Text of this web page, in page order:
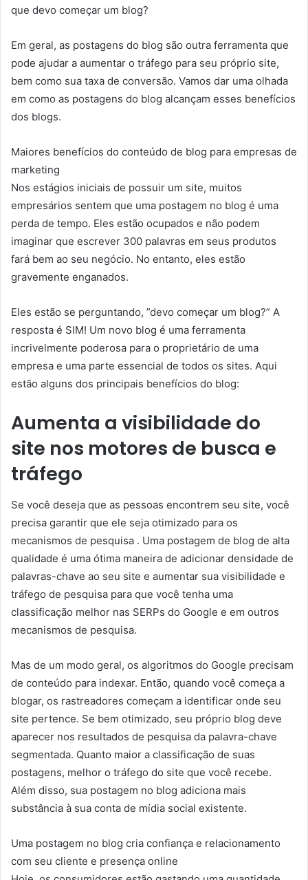
que devo começar um blog?
Em geral, as postagens do blog são outra ferramenta que
pode ajudar a aumentar o tráfego para seu próprio site,
bem como sua taxa de conversão. Vamos dar uma olhada
em como as postagens do blog alcançam esses benefícios
dos blogs.
Maiores benefícios do conteúdo de blog para empresas de
marketing
Nos estágios iniciais de possuir um site, muitos
empresários sentem que uma postagem no blog é uma
perda de tempo. Eles estão ocupados e não podem
imaginar que escrever 300 palavras em seus produtos
fará bem ao seu negócio. No entanto, eles estão
gravemente enganados.
Eles estão se perguntando, ”devo começar um blog?” A
resposta é SIM! Um novo blog é uma ferramenta
incrivelmente poderosa para o proprietário de uma
empresa e uma parte essencial de todos os sites. Aqui
estão alguns dos principais benefícios do blog:
Aumenta a visibilidade do
site nos motores de busca e
tráfego
Se você deseja que as pessoas encontrem seu site, você
precisa garantir que ele seja otimizado para os
mecanismos de pesquisa . Uma postagem de blog de alta
qualidade é uma ótima maneira de adicionar densidade de
palavras-chave ao seu site e aumentar sua visibilidade e
tráfego de pesquisa para que você tenha uma
classificação melhor nas SERPs do Google e em outros
mecanismos de pesquisa.
Mas de um modo geral, os algoritmos do Google precisam
de conteúdo para indexar. Então, quando você começa a
blogar, os rastreadores começam a identificar onde seu
site pertence. Se bem otimizado, seu próprio blog deve
aparecer nos resultados de pesquisa da palavra-chave
segmentada. Quanto maior a classificação de suas
postagens, melhor o tráfego do site que você recebe.
Além disso, sua postagem no blog adiciona mais
substância à sua conta de mídia social existente.
Uma postagem no blog cria confiança e relacionamento
com seu cliente e presença online